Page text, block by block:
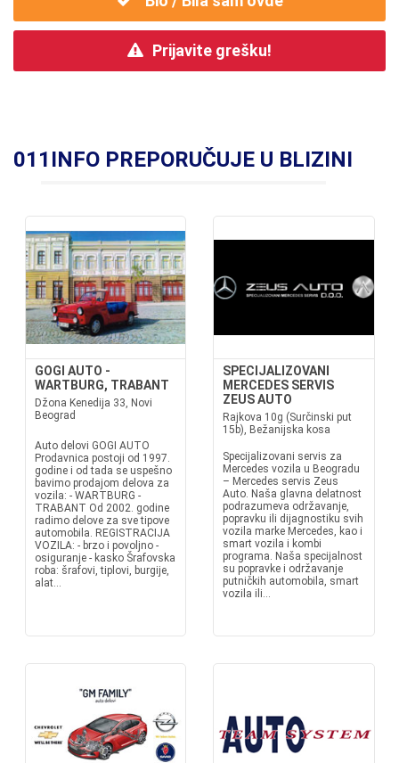
Prijavite grešku!
011INFO PREPORUČUJE U BLIZINI
GOGI AUTO -
WARTBURG, TRABANT
Džona Kenedija 33, Novi
Beograd
Auto delovi GOGI AUTO
Prodavnica postoji od 1997.
godine i od tada se uspešno
bavimo prodajom delova za
vozila: - WARTBURG -
TRABANT Od 2002. godine
radimo delove za sve tipove
automobila. REGISTRACIJA
VOZILA: - brzo i povoljno -
osiguranje - kasko Šrafovska
roba: šrafovi, tiplovi, burgije,
alat...
SPECIJALIZOVANI
MERCEDES SERVIS
ZEUS AUTO
Rajkova 10g (Surčinski put
15b), Bežanijska kosa
Specijalizovani servis za
Mercedes vozila u Beogradu
– Mercedes servis Zeus
Auto. Naša glavna delatnost
podrazumeva održavanje,
popravku ili dijagnostiku svih
vozila marke Mercedes, kao i
smart vozila i kombi
programa. Naša specijalnost
su popravke i održavanje
putničkih automobila, smart
vozila ili...